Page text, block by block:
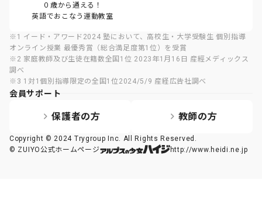
０歳から通える！
英語でおこなう運動教室
※1 イード・アワード2024 塾において、高校生・大学受験生 個別指導
オンライン授業 最優秀賞（総合満足度第1位）を受賞
※2 家庭教師及び生徒在籍数全国1位 2023年1月16日 産經メディックス
調べ
※3 1対1個別指導限定の全国1位2024/5/9 産経広告社調べ
会員サポート
保護者の方 教師の方
Copyright © 2024 Trygroup Inc. All Rights Reserved.
© ZUIYO公式ホームページ
http://www.heidi.ne.jp